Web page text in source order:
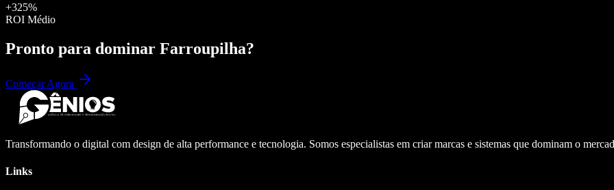
+325%
ROI Médio
Pronto para dominar Farroupilha?
Começar Agora
Transformando o digital com design de alta performance e tecnologia. Somos especialistas em criar marcas e sistemas que dominam o
Links